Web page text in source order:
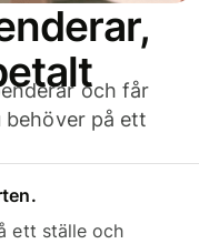
och får
på ett
ett ställe och